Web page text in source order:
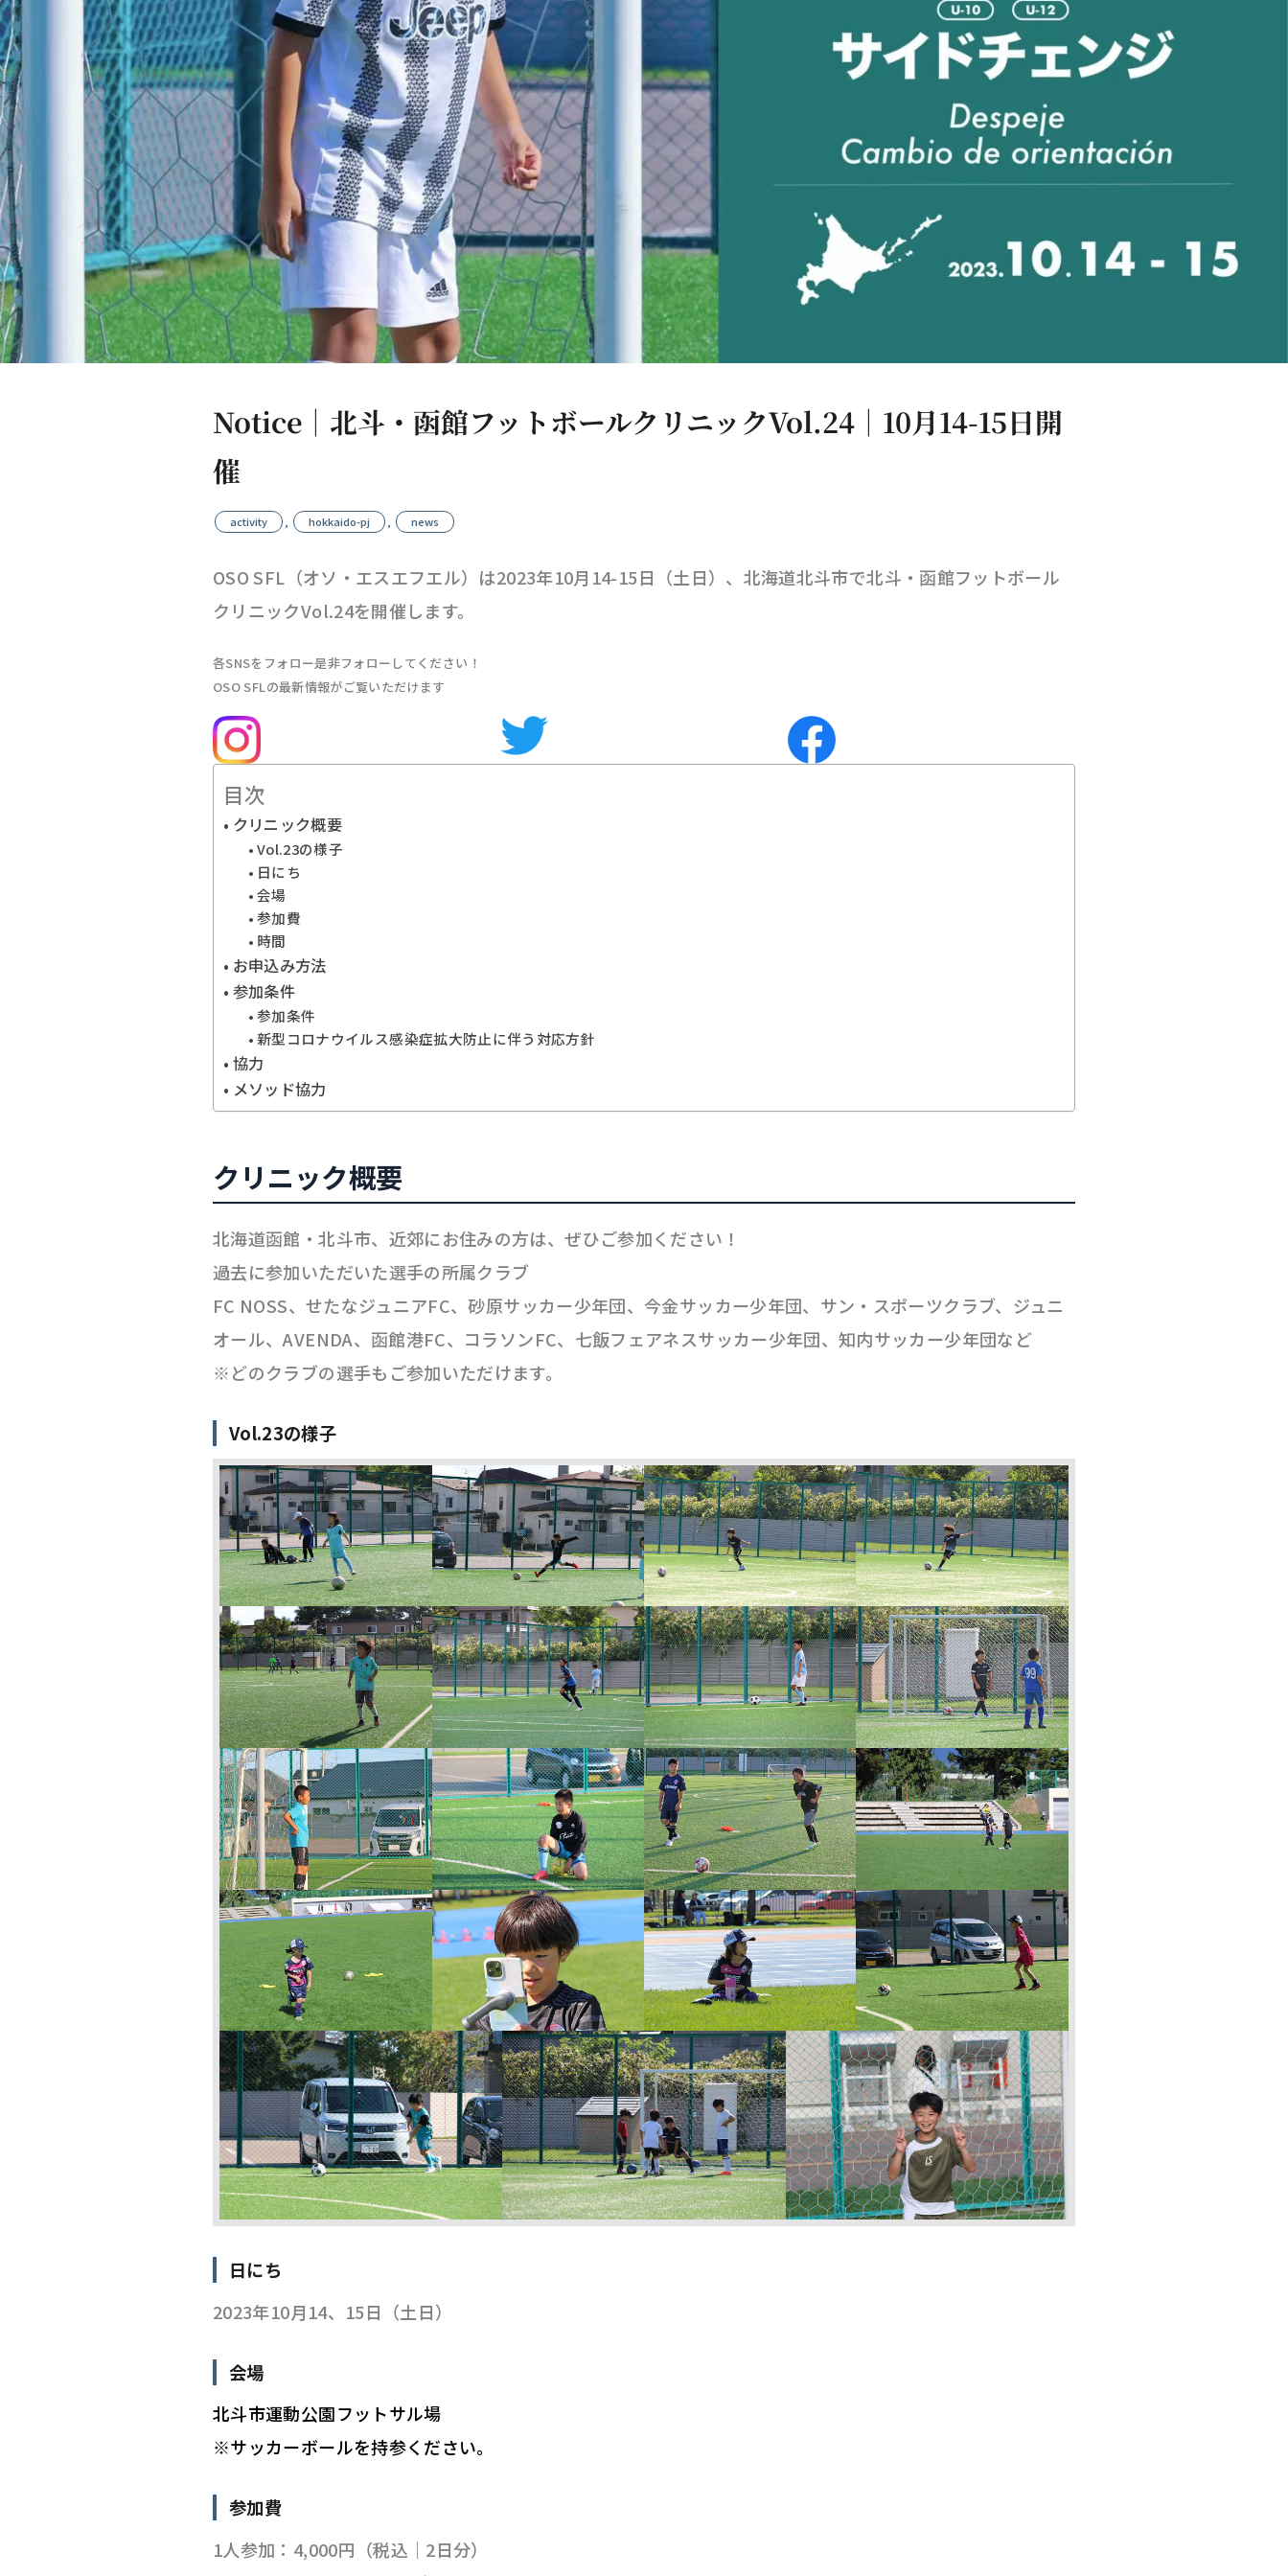
Notice｜北斗・函館フットボールクリニックVol.24｜10月14-15日開
催
activity hokkaido-pj news
OSO SFL（オソ・エスエフエル）は2023年10月14-15日（土日）、北海道北斗市で北斗・函館フットボール
クリニックVol.24を開催します。
各SNSをフォロー是非フォローしてください！
OSO SFLの最新情報がご覧いただけます
目次
クリニック概要
Vol.23の様子
日にち
会場
参加費
時間
お申込み方法
参加条件
参加条件
新型コロナウイルス感染症拡大防止に伴う対応方針
協力
メソッド協力
クリニック概要
北海道函館・北斗市、近郊にお住みの方は、ぜひご参加ください！
過去に参加いただいた選手の所属クラブ
FC NOSS、せたなジュニアFC、砂原サッカー少年団、今金サッカー少年団、サン・スポーツクラブ、ジュニ
オール、AVENDA、函館港FC、コラソンFC、七飯フェアネスサッカー少年団、知内サッカー少年団など
※どのクラブの選手もご参加いただけます。
Vol.23の様子
日にち
2023年10月14、15日（土日）
会場
北斗市運動公園フットサル場
※サッカーボールを持参ください。
参加費
1人参加：4,000円（税込｜2日分）